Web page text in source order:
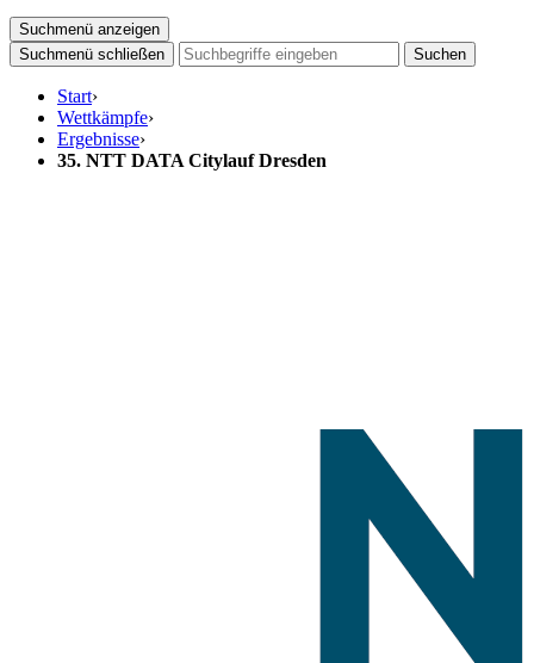
Suchmenü anzeigen
Suchmenü schließen
Suchen
Start›
Wettkämpfe›
Ergebnisse›
35. NTT DATA Citylauf Dresden